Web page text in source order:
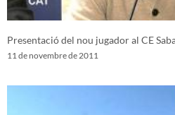
Presentació del nou jugador al CE
11 de novembre de 2011